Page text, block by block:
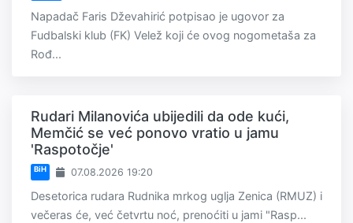
Napadač Faris Dževahirić potpisao je ugovor za
Fudbalski klub (FK) Velež koji će ovog nogometaša za
Rođ...
Rudari Milanovića ubijedili da ode kući,
Memčić se već ponovo vratio u jamu
'Raspotočje'
BiH 07.08.2026 19:20
Desetorica rudara Rudnika mrkog uglja Zenica (RMUZ) i
večeras će, već četvrtu noć, prenoćiti u jami "Rasp...